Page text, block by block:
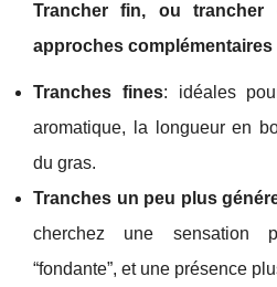
Trancher fin, ou trancher
approches complémentaires
Tranches fines: idéales
aromatique, la longueur en
du gras.
Tranches un peu plus
cherchez une sensation
“fondante”, et une présence